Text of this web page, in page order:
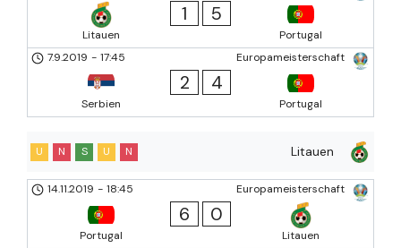
Litauen
1 5
Portugal
Europameisterschaft
7.9.2019 - 17:45
Serbien
2 4
Portugal
Litauen
U N S U N
Europameisterschaft
14.11.2019 - 18:45
Portugal
6 0
Litauen